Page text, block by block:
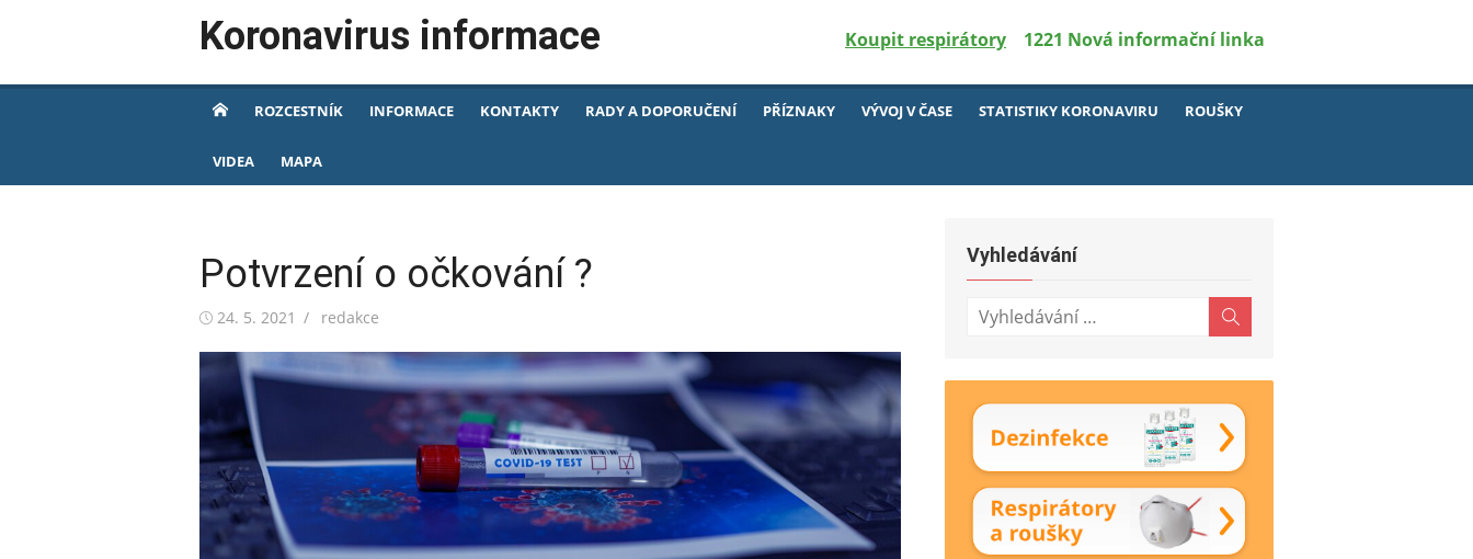
content
Koronavirus informace Koupit respirátory 1221 Nová informační linka
ROZCESTNÍK INFORMACE KONTAKTY RADY A DOPORUČENÍ PŘÍZNAKY VÝVOJ V ČASE STATISTIKY KORONAVIRU ROUŠKY
VIDEA MAPA
Potvrzení o očkování ?
Posted
24. 5. 2021 Author
redakce
Vyhledávání
Vyhledávání: